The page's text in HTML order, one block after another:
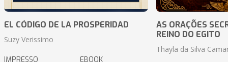
EL CÓDIGO DE LA PROSPERIDAD
Suzy Verissimo
IMPRESSO EBOOK
AS ORAÇÕES
REINO DO EGITO
Thayla da Silva